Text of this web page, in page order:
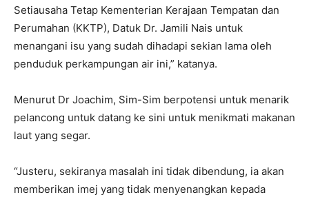
Setiausaha Tetap Kementerian Kerajaan Tempatan dan
Perumahan (KKTP), Datuk Dr. Jamili Nais untuk
menangani isu yang sudah dihadapi sekian lama oleh
penduduk perkampungan air ini,” katanya.
Menurut Dr Joachim, Sim-Sim berpotensi untuk menarik
pelancong untuk datang ke sini untuk menikmati makanan
laut yang segar.
“Justeru, sekiranya masalah ini tidak dibendung, ia akan
memberikan imej yang tidak menyenangkan kepada